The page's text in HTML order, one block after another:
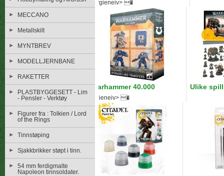
MECCANO
Metallskilt
MYNTBREV
MODELLJERNBANE
RAKETTER
PLASTBYGGESETT - Lim
- Pensler - Verktøy
Figurer fra : Tolkien / Lord
of the Rings
Tinnstøping
Sjakkbrikker støpt i tinn.
54 mm ferdigmalte
Napoleon tinnsoldater.
Hygieneiv> �
Warhammer 40.000 Ulike spill
Hygieneiv> �